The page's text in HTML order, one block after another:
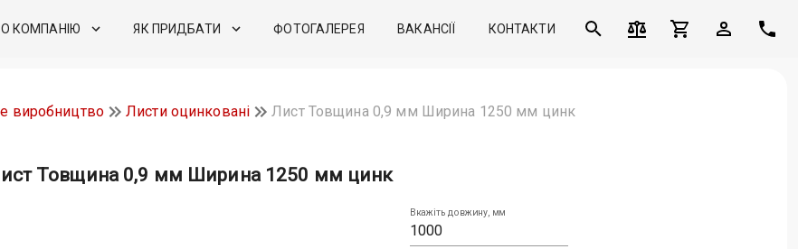
КОМПАНІЮ ЯК ПРИДБАТИ ФОТОГАЛЕРЕЯ ВАКАНСІЇ КОНТАКТИ
виробництво Листи оцинковані Лист Товщина 0,9 мм Ширина 1250 мм цинк
Товщина 0,9 мм Ширина 1250 мм цинк
Вкажіть довжину, мм